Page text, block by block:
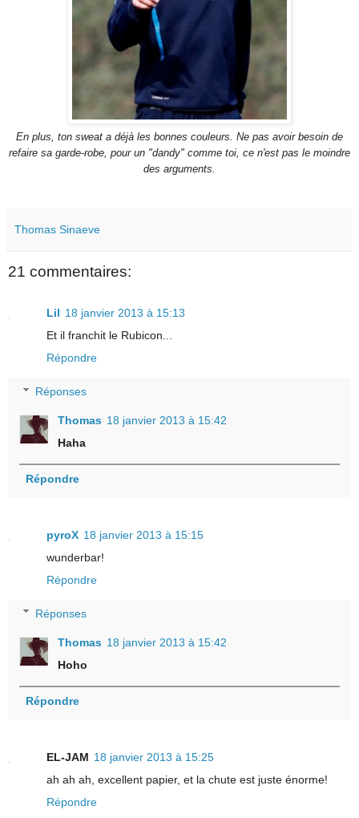
En plus, ton sweat a déjà les bonnes couleurs. Ne pas avoir besoin de
refaire sa garde-robe, pour un "dandy" comme toi, ce n'est pas le moindre
des arguments.
Thomas Sinaeve
21 commentaires:
Lil 18 janvier 2013 à 15:13
Et il franchit le Rubicon...
Répondre
Réponses
Thomas 18 janvier 2013 à 15:42
Haha
Répondre
pyroX 18 janvier 2013 à 15:15
wunderbar!
Répondre
Réponses
Thomas 18 janvier 2013 à 15:42
Hoho
Répondre
EL-JAM 18 janvier 2013 à 15:25
ah ah ah, excellent papier, et la chute est juste énorme!
Répondre